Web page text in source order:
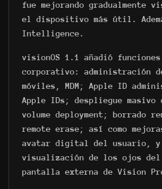
fue mejorando gradualmente
el dispositivo más útil.
Intelligence.
visionOS 1.1 añadió
corporativo: administración
móviles, MDM; Apple ID
Apple IDs; despliegue
volume deployment; borrado
remote erase; así como
avatar digital del usuario, y
visualización de los ojos
pantalla externa de Vision